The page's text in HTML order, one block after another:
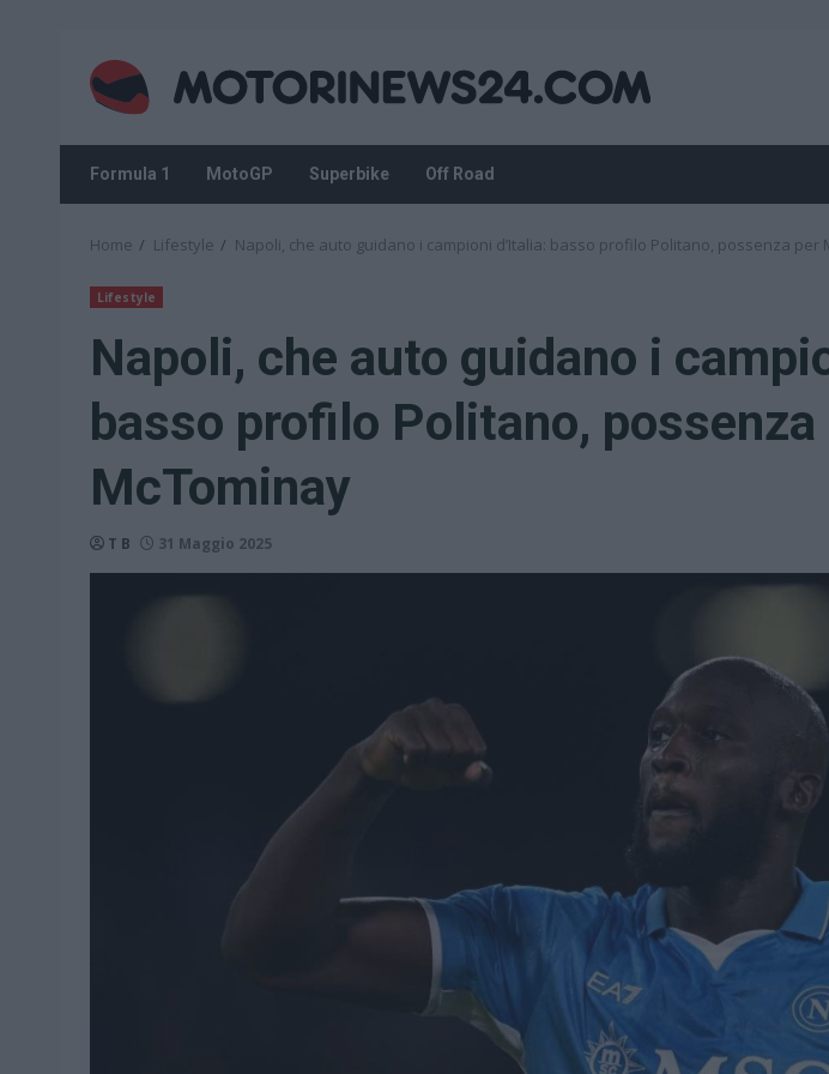
content
Formula 1 MotoGP Superbike Off Road
Home Lifestyle Napoli, che auto guidano i campioni d’Italia: basso profilo Politano, possenza per
Lifestyle
Napoli, che auto guidano i
basso profilo Politano, possenza
McTominay
T B 31 Maggio 2025